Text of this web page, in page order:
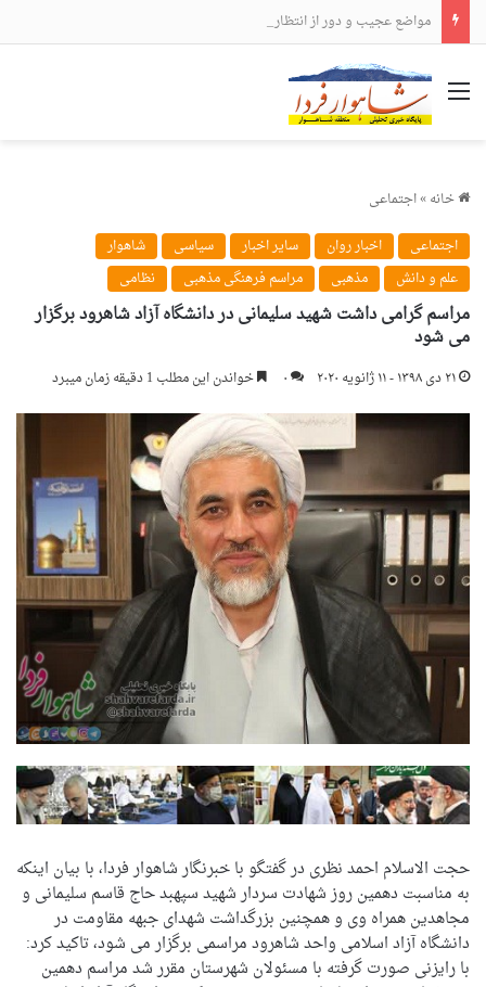
مواضع عجیب و دور از انتظار علی لاریجانی
منو
خانه»اجتماعی
اجتماعی
اخبار روان سایر اخبار سیاسی
شاهوار
علم و دانش
مذهبی مراسم فرهنگی مذهبی نظامی
مراسم گرامی داشت شهید سلیمانی در دانشگاه آزاد شاهرود برگزار
می شود
۲۱ دی ۱۳۹۸ - ۱۱ ژانویه ۲۰۲۰ ۰ خواندن این مطلب 1 دقیقه زمان میبرد
حجت الاسلام احمد نظری در گفتگو با خبرنگار شاهوار فردا، با بیان اینکه
به مناسبت دهمین روز شهادت سردار شهید سپهبد حاج قاسم سلیمانی و
مجاهدین همراه وی و همچنین بزرگداشت شهدای جبهه مقاومت در
دانشگاه آزاد اسلامی واحد شاهرود مراسمی برگزار می شود، تاکید کرد:
با رایزنی صورت گرفته با مسئولان شهرستان مقرر شد مراسم دهمین